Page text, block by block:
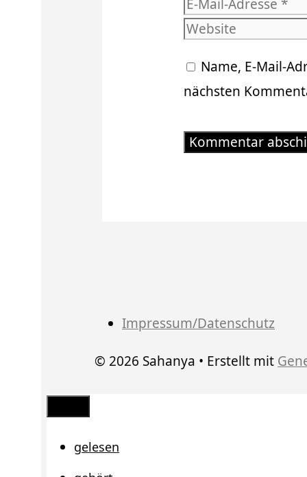
Name, E-Mail-
nächsten
Impressum/Datenschutz
© 2026 Sahanya • Erstellt mit
Schließen
gelesen